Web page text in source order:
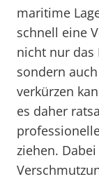
maritime
schnell eine
nicht nur das
sondern
verkürzen
es daher
ziehen.